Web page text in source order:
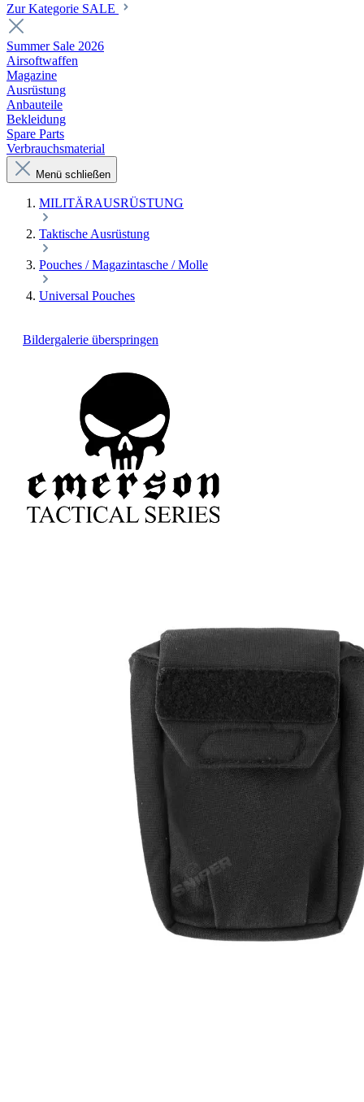
Zur Kategorie SALE
Summer Sale 2026
Airsoftwaffen
Magazine
Ausrüstung
Anbauteile
Bekleidung
Spare Parts
Verbrauchsmaterial
Menü schließen
MILITÄRAUSRÜSTUNG
Taktische Ausrüstung
Pouches / Magazintasche / Molle
Universal Pouches
Bildergalerie überspringen